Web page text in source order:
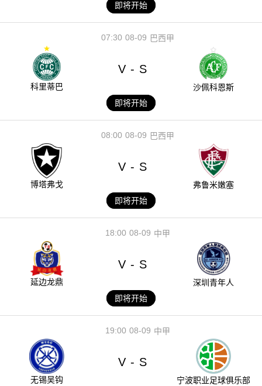
即将开始
08-09
07:30 巴西甲
科里蒂巴
V - S
沙佩科恩斯
即将开始
08-09
08:00 巴西甲
博塔弗戈
V - S
弗鲁米嫩塞
即将开始
08-09
18:00 中甲
延边龙鼎
V - S
深圳青年人
即将开始
08-09
19:00 中甲
无锡吴钩
V - S
宁波职业足球俱乐部